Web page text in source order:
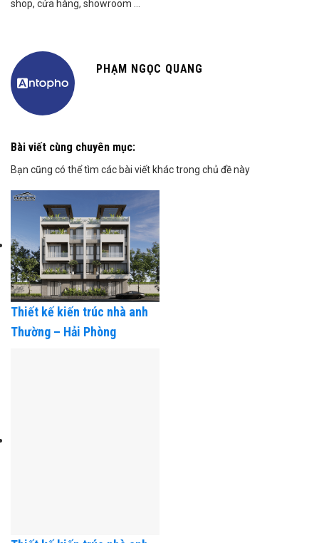
kế và thi công nội thất, thiết kế khách sạn, thiết kế nhà hàng, thiết kế
Bài viết cùng chuyên mục:
Bạn cũng có thể tìm các bài viết khác trong chủ đề này
Thiết kế kiến trúc nhà anh